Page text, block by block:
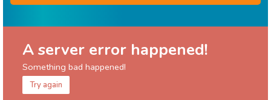
A server error happened!
Something bad happened!
Try again